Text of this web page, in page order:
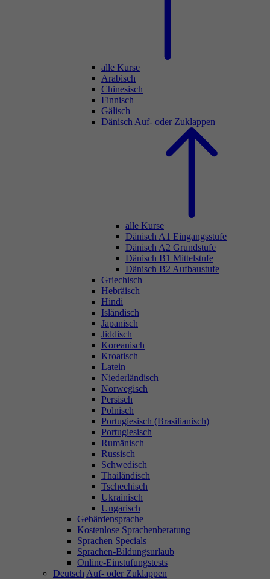
alle Kurse
Arabisch
Chinesisch
Finnisch
Gälisch
Dänisch Auf- oder Zuklappen
alle Kurse
Dänisch A1 Eingangsstufe
Dänisch A2 Grundstufe
Dänisch B1 Mittelstufe
Dänisch B2 Aufbaustufe
Griechisch
Hebräisch
Hindi
Isländisch
Japanisch
Jiddisch
Koreanisch
Kroatisch
Latein
Niederländisch
Norwegisch
Persisch
Polnisch
Portugiesisch (Brasilianisch)
Portugiesisch
Rumänisch
Russisch
Schwedisch
Thailändisch
Tschechisch
Ukrainisch
Ungarisch
Gebärdensprache
Kostenlose Sprachenberatung
Sprachen Specials
Sprachen-Bildungsurlaub
Online-Einstufungstests
Deutsch Auf- oder Zuklappen